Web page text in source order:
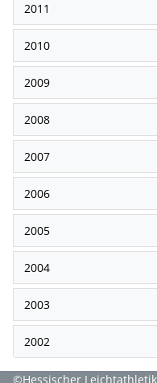
2011
2010
2009
2008
2007
2006
2005
2004
2003
2002
©Hessischer